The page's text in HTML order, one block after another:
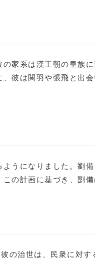
家系は漢王朝の皇族
彼は関羽や張飛と出
うになりました。劉
の計画に基づき、劉
の治世は、民衆に対